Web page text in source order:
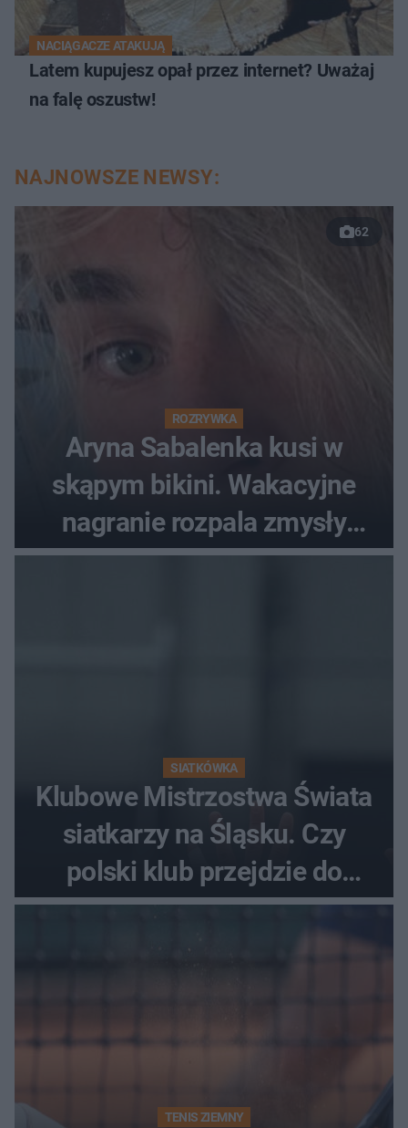
NACIĄGACZE ATAKUJĄ
Latem kupujesz opał przez internet? Uważaj
na falę oszustw!
NAJNOWSZE NEWSY:
62
ROZRYWKA
Aryna Sabalenka kusi w
skąpym bikini. Wakacyjne
nagranie rozpala zmysły
fanów
SIATKÓWKA
Klubowe Mistrzostwa Świata
siatkarzy na Śląsku. Czy
polski klub przejdzie do
historii
TENIS ZIEMNY